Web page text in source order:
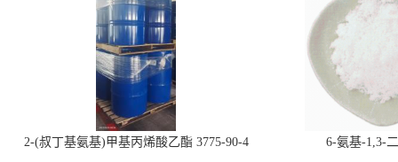
2-(叔丁基氨基)甲基丙烯酸乙酯 3775-90-4 6-氨基-1,3-